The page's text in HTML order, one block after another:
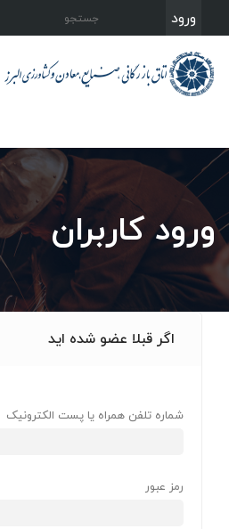
ورود
ورود کاربران
اگر قبلا عضو شده اید
شماره تلفن همراه یا پست الکترونیک
رمز عبور